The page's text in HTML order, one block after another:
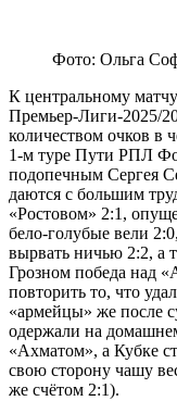
Фото: Ольга
К центральному
Премьер-Лиги-2025/
количеством очков в
1-м туре Пути РПЛ
подопечным Сергея
даются с большим
«Ростовом» 2:1,
бело-голубые вели
вырвать ничью 2:2, а
Грозном победа над
повторить то, что
«армейцы» же после
одержали на
«Ахматом», а Кубке
свою сторону чашу
же счётом 2:1).